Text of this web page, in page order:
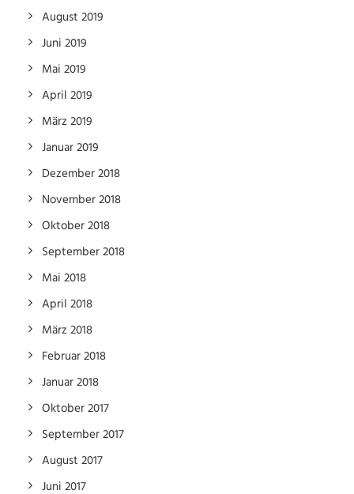
August 2019
Juni 2019
Mai 2019
April 2019
März 2019
Januar 2019
Dezember 2018
November 2018
Oktober 2018
September 2018
Mai 2018
April 2018
März 2018
Februar 2018
Januar 2018
Oktober 2017
September 2017
August 2017
Juni 2017